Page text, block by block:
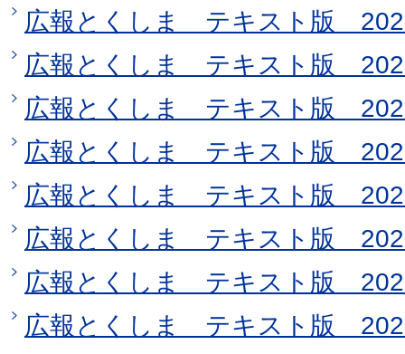
広報とくしま テキスト版
広報とくしま テキスト版
広報とくしま テキスト版
広報とくしま テキスト版
広報とくしま テキスト版
広報とくしま テキスト版
広報とくしま テキスト版
広報とくしま テキスト版